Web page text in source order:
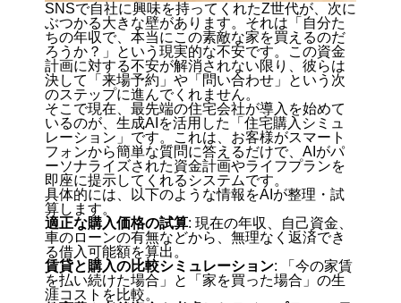
SNSで自社に興味を持ってくれたZ世代が、次に
ぶつかる大きな壁があります。それは「自分た
ちの年収で、本当にこの素敵な家を買えるのだ
ろうか？」という現実的な不安です。この資金
計画に対する不安が解消されない限り、彼らは
決して「来場予約」や「問い合わせ」という次
のステップに進んでくれません。
そこで現在、最先端の住宅会社が導入を始めて
いるのが、生成AIを活用した「住宅購入シミュ
レーション」です。これは、お客様がスマート
フォンから簡単な質問に答えるだけで、AIがパ
ーソナライズされた資金計画やライフプランを
即座に提示してくれるシステムです。
具体的には、以下のような情報をAIが整理・試
算します。
適正な購入価格の試算: 現在の年収、自己資金、
車のローンの有無などから、無理なく返済でき
る借入可能額を算出。
賃貸と購入の比較シミュレーション: 「今の家賃
を払い続けた場合」と「家を買った場合」の生
涯コストを比較。